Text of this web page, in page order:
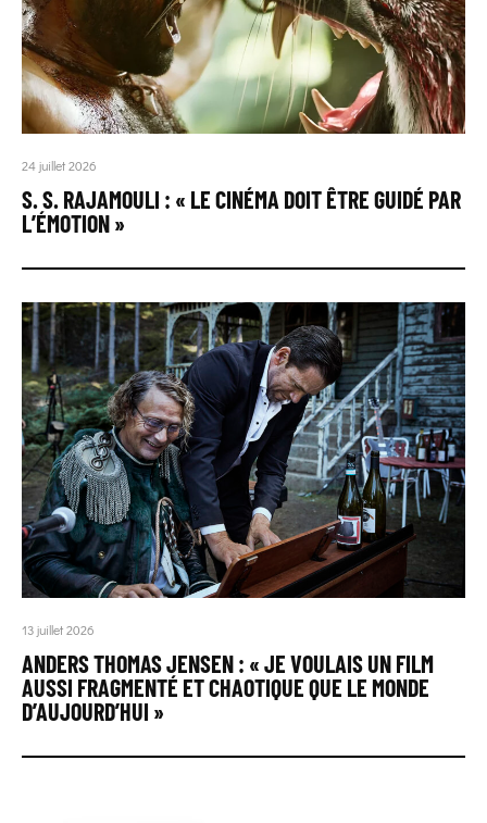
24 juillet 2026
S. S. RAJAMOULI : « LE CINÉMA DOIT ÊTRE GUIDÉ PAR
L’ÉMOTION »
13 juillet 2026
ANDERS THOMAS JENSEN : « JE VOULAIS UN FILM
AUSSI FRAGMENTÉ ET CHAOTIQUE QUE LE MONDE
D’AUJOURD’HUI »